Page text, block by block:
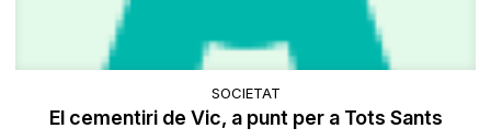
SOCIETAT
El cementiri de Vic, a punt per a Tots Sants